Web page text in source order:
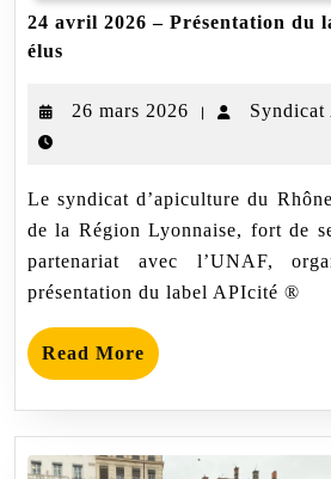
24 avril 2026 – Présentation du
élus
–
APIcité®
aux
26 mars 2026
26
|
Le syndicat d’apiculture du Rhône, de la Métropole et
de la Région Lyonnaise, fort de
partenariat avec l’UNAF,
présentation du label APIcité ®
Read More Read
More